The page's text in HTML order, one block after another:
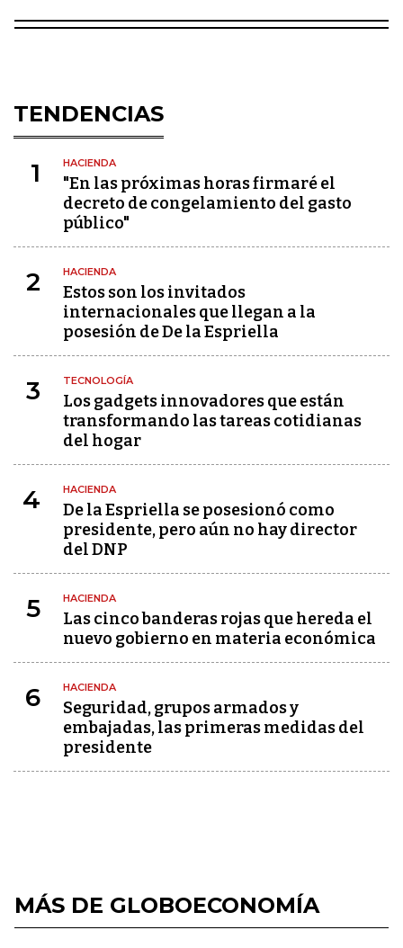
TENDENCIAS
1 HACIENDA
"En las próximas horas firmaré el
decreto de congelamiento del gasto
público"
2 HACIENDA
Estos son los invitados
internacionales que llegan a la
posesión de De la Espriella
3 TECNOLOGÍA
Los gadgets innovadores que están
transformando las tareas cotidianas
del hogar
4 HACIENDA
De la Espriella se posesionó como
presidente, pero aún no hay director
del DNP
5 HACIENDA
Las cinco banderas rojas que hereda el
nuevo gobierno en materia económica
6 HACIENDA
Seguridad, grupos armados y
embajadas, las primeras medidas del
presidente
MÁS DE GLOBOECONOMÍA